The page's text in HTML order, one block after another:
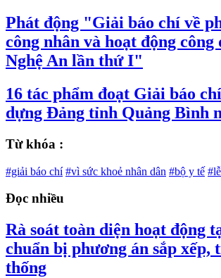
Phát động "Giải báo chí về
công nhân và hoạt động công
Nghệ An lần thứ I"
16 tác phẩm đoạt Giải báo
dựng Đảng tỉnh Quảng Bình
Từ khóa :
#giải báo chí #vì sức khoẻ nhân dân #bộ y tế
Đọc nhiều
Rà soát toàn diện hoạt động
chuẩn bị phương án sắp xếp,
thống